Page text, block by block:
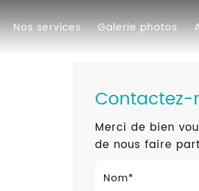
Nos services Galerie photos
Contactez-
Merci de bien
de nous faire